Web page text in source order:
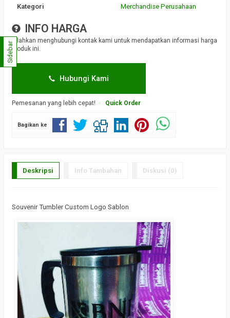
Kategori Merchandise Perusahaan
INFO HARGA
Silahkan menghubungi kontak kami untuk mendapatkan informasi harga
produk ini.
Hubungi Kami
Pemesanan yang lebih cepat! Quick Order
Bagikan ke
Deskripsi Info Tambahan Diskusi (0)
Souvenir Tumbler Custom Logo Sablon
Sidebar